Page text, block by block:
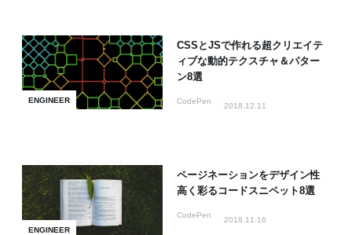
ENGINEER
CSSとJSで作れる超クリエイテ
ィブな動的テクスチャ＆パター
ン8選
CodePen
2018.12.11
ENGINEER
ページネーションをデザイン性
高く彩るコードスニペット8選
CodePen
2018.11.16